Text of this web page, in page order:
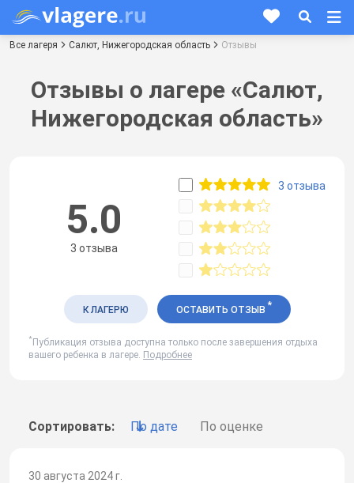
Все лагеря Салют, Нижегородская область Отзывы
Отзывы о лагере «Салют,
Нижегородская область»
Сортировать: По дате По оценке
30 августа 2024 г.
5.0
3 отзыва
3 отзыва
К ЛАГЕРЮ ОСТАВИТЬ ОТЗЫВ *
* Публикация отзыва доступна только после завершения отдыха
вашего ребенка в лагере. Подробнее